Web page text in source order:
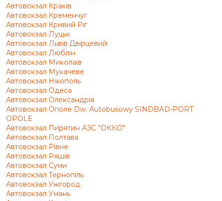
Автовокзал Краків
Автовокзал Кременчуг
Автовокзал Кривий Ріг
Автовокзал Луцьк
Автовокзал Львів Двірцевий
Автовокзал Люблін
Автовокзал Миколаїв
Автовокзал Мукачеве
Автовокзал Нікополь
Автовокзал Одеса
Автовокзал Олександрія
Автовокзал Ополе Dw. Autobusowy SINDBAD-PORT
OPOLE
Автовокзал Пирятин АЗС "ОККО"
Автовокзал Полтава
Автовокзал Рівне
Автовокзал Ряшів
Автовокзал Суми
Автовокзал Тернопіль
Автовокзал Ужгород
Автовокзал Умань